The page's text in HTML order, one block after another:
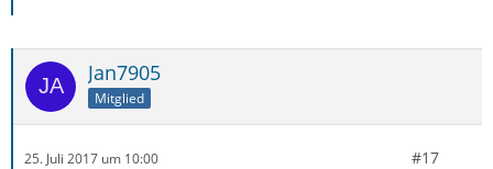
Jan7905
Mitglied
25. Juli 2017 um 10:00 #17